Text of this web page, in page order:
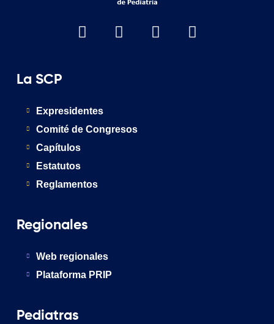
La SCP
Expresidentes
Comité de Congresos
Capítulos
Estatutos
Reglamentos
Regionales
Web regionales
Plataforma PRIP
Pediatras